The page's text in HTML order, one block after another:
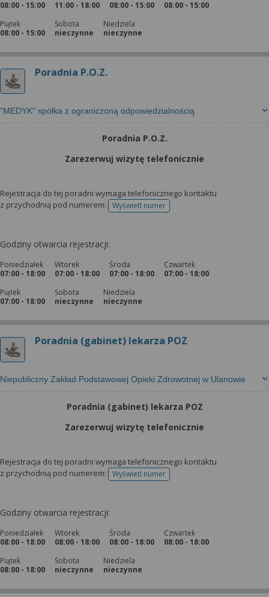
08:00 - 15:00
11:00 - 18:00
08:00 - 15:00
08:00 - 15:00
Piątek
08:00 - 15:00
Sobota
nieczynne
Niedziela
nieczynne
Poradnia P.O.Z.
"MEDYK" spółka z ograniczoną odpowiedzialnością
Poradnia P.O.Z.
Zarezerwuj wizytę telefonicznie
Rejestracja do tej poradni wymaga telefonicznego kontaktu
z przychodnią pod numerem:
Wyświetl numertelefonu do rejestracji
Godziny otwarcia rejestracji:
Poniedziałek
07:00 - 18:00
Wtorek
07:00 - 18:00
Środa
07:00 - 18:00
Czwartek
07:00 - 18:00
Piątek
07:00 - 18:00
Sobota
nieczynne
Niedziela
nieczynne
Poradnia (gabinet) lekarza POZ
Niepubliczny Zakład Podstawowej Opieki Zdrowotnej w Ulanowie
Poradnia (gabinet) lekarza POZ
Zarezerwuj wizytę telefonicznie
Rejestracja do tej poradni wymaga telefonicznego kontaktu
z przychodnią pod numerem:
Wyświetl numertelefonu do rejestracji
Godziny otwarcia rejestracji:
Poniedziałek
08:00 - 18:00
Wtorek
08:00 - 18:00
Środa
08:00 - 18:00
Czwartek
08:00 - 18:00
Piątek
08:00 - 18:00
Sobota
nieczynne
Niedziela
nieczynne